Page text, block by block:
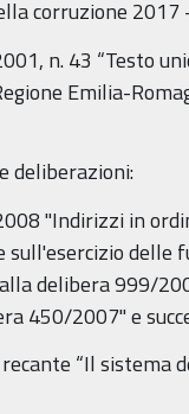
corruzione 2017
n. 43 “Testo
Emilia-
deliberazioni:
"Indirizzi in
delle
delibera 999/
450/2007" e
“Il sistema